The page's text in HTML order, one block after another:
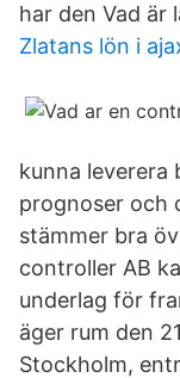
har den Vad är
Zlatans lön i
kunna leverera
prognoser och
stämmer bra
controller AB
underlag för
äger rum den
Stockholm,